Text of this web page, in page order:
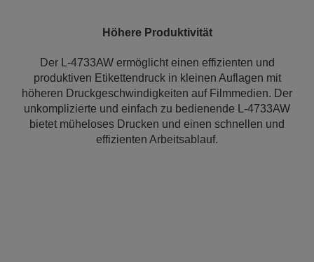
Höhere Produktivität
Der L-4733AW ermöglicht einen effizienten und
produktiven Etikettendruck in kleinen Auflagen mit
höheren Druckgeschwindigkeiten auf Filmmedien. Der
unkomplizierte und einfach zu bedienende L-4733AW
bietet müheloses Drucken und einen schnellen und
effizienten Arbeitsablauf.